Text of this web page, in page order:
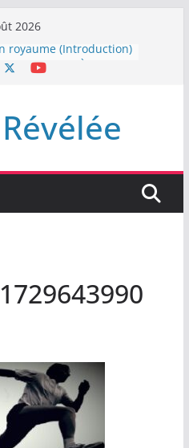
2026
royaume (Introduction)
DANS LA LUMIÈRE
DE DIEU